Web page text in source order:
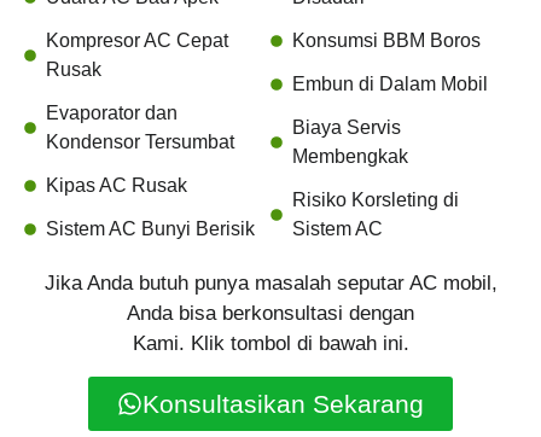
Kompresor AC Cepat
Rusak
Evaporator dan
Kondensor Tersumbat
Kipas AC Rusak
Sistem AC Bunyi Berisik
Konsumsi BBM Boros
Embun di Dalam Mobil
Biaya Servis
Membengkak
Risiko Korsleting di
Sistem AC
Jika Anda butuh punya masalah seputar AC mobil,
Anda bisa berkonsultasi dengan
Kami. Klik tombol di bawah ini.
Konsultasikan Sekarang